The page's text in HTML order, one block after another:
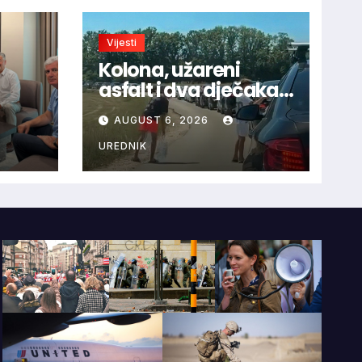
uz
Vijesti
Kolona, užareni
asfalt i dva dječaka
velikog srca: Priča s
granice oduševila
regiju
AUGUST 6, 2026
UREDNIK